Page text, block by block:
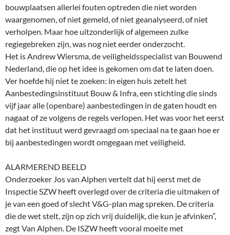
bouwplaatsen allerlei fouten optreden die niet worden
waargenomen, of niet gemeld, of niet geanalyseerd, of niet
verholpen. Maar hoe uitzonderlijk of algemeen zulke
regiegebreken zijn, was nog niet eerder onderzocht.
Het is Andrew Wiersma, de veiligheidsspecialist van Bouwend
Nederland, die op het idee is gekomen om dat te laten doen.
Ver hoefde hij niet te zoeken: in eigen huis zetelt het
Aanbestedingsinstituut Bouw & Infra, een stichting die sinds
vijf jaar alle (openbare) aanbestedingen in de gaten houdt en
nagaat of ze volgens de regels verlopen. Het was voor het eerst
dat het instituut werd gevraagd om speciaal na te gaan hoe er
bij aanbestedingen wordt omgegaan met veiligheid.
ALARMEREND BEELD
Onderzoeker Jos van Alphen vertelt dat hij eerst met de
Inspectie SZW heeft overlegd over de criteria die uitmaken of
je van een goed of slecht V&G-plan mag spreken. De criteria
die de wet stelt, zijn op zich vrij duidelijk, die kun je afvinken”,
zegt Van Alphen. De ISZW heeft vooral moeite met